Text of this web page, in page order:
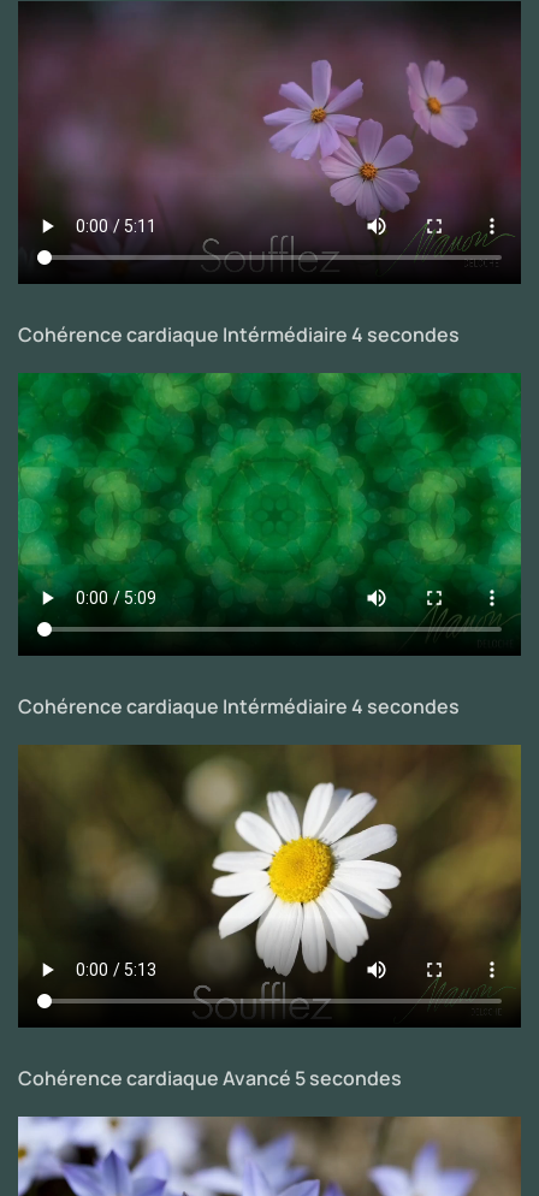
Cohérence cardiaque Intérmédiaire 4 secondes
Cohérence cardiaque Intérmédiaire 4 secondes
Cohérence cardiaque Avancé 5 secondes